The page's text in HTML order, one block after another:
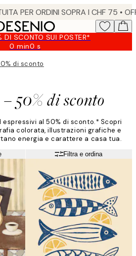
SCONTO SUI POSTER*
0 min0 s
Valido
a:
09
di sconto
50% di sconto
al 50% di sconto.* Scopri
colorata, illustrazioni grafiche e
energia e carattere a casa tua.
Filtra e ordina